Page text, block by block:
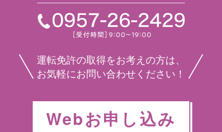
運転免許の取得をお考えの方は、
お気軽にお問い合わせください！
Webお申し込み